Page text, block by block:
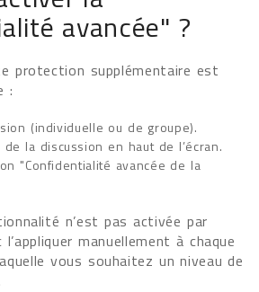
avancée" ?
protection supplémentaire est
:
(individuelle ou de groupe).
la discussion en haut de l’écran.
"Confidentialité avancée de la
n’est pas activée par
manuellement à chaque
vous souhaitez un niveau de